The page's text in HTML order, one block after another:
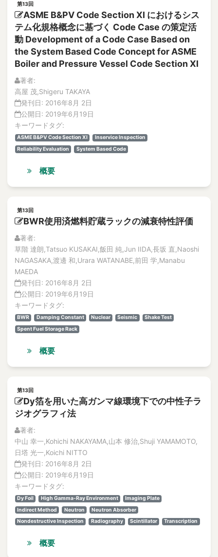
Adhesive glue
Adjustment meeting
administrative litigation
Adsorbent
Advanced ceramics
Advanced condition monitoring
Advanced fast breeder reactor
Advanced Liquid Processing System
Advanced Liquid Processing System (ALPS)
advanced maintenance
advanced non-light-water reactors
advancement of the monitoring technology
adverse event
AE analysis
AEM
aerosol
Aerosol
AESJ
Aged Degradation
Aged Deterioration
Aged Welded Joint
Ageing
ageing management
Ageing management
Ageing management technical evaluation (AMTE)
Ageing phenomena
ageing phenomena
Aggregate
aggregate minerals
aging
Aging
Aging Degradation
論文
解説記事
No.4
論文
解説記事
Vol.14
論文
解説記事
No.2
論文
解説記事
No.3
論文
解説記事
論文
Vol.13
No.1
解説記事
No.2
解説記事
No.3
論文
解説記事
No.4
論文
解説記事
Vol.12
No.1
No.2
論文
No.4
解説記事
Vol.11
No.1
論文
No.2
第13回
ASME B&PV Code Section XI におけるシス
テム化規格概念に基づく Code Case の策定活
動 Development of a Code Case Based on
the System Based Code Concept for ASME
Boiler and Pressure Vessel Code Section XI
著者:
高屋 茂,Shigeru TAKAYA
発刊日: 2016年8月 2日
公開日: 2019年6月19日
キーワードタグ:
ASME B&PV Code Section XI
Inservice Inspection
Reliability Evaluation
System Based Code
概要
第13回
BWR使用済燃料貯蔵ラックの減衰特性評価
著者:
草階 達朗,Tatsuo KUSAKAI,飯田 純,Jun IIDA,長坂 直,Naoshi
NAGASAKA,渡邊 和,Urara WATANABE,前田 学,Manabu
MAEDA
発刊日: 2016年8月 2日
公開日: 2019年6月19日
キーワードタグ:
BWR Damping Constant Nuclear Seismic
Shake Test
Spent Fuel Storage Rack
概要
第13回
Dy箔を用いた高ガンマ線環境下での中性子ラ
ジオグラフィ法
著者:
中山 幸一,Kohichi NAKAYAMA,山本 修治,Shuji YAMAMOTO,
日塔 光一,Koichi NITTO
発刊日: 2016年8月 2日
公開日: 2019年6月19日
キーワードタグ:
Dy Foil High Gamma-Ray Environment
Imaging Plate
Indirect Method
Neutron
Neutron Absorber
Nondestructive Inspection
Radiography Scintillator Transcription
概要